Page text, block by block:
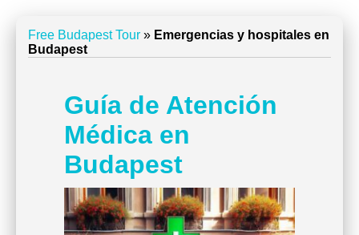
Free Budapest Tour » Emergencias y hospitales en
Budapest
Guía de Atención
Médica en
Budapest